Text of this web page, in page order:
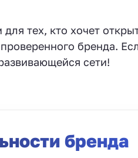
тех, кто хочет
бренда.
сети!
бренда